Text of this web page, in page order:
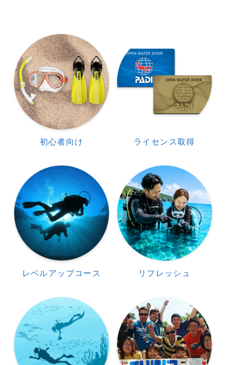
初心者向け ライセンス取得
レベルアップコース リフレッシュ